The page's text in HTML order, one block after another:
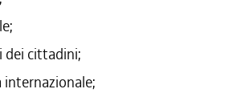
dei cittadini;
internazionale;